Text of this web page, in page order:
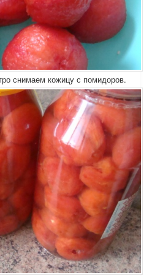
снимаем кожицу с помидоров.